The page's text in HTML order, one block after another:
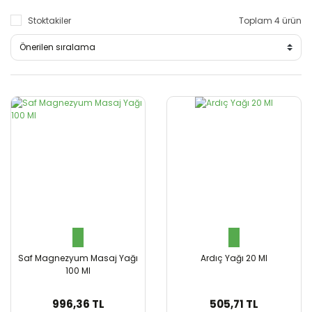
Stoktakiler Toplam 4 ürün
Saf Magnezyum Masaj Yağı
100 Ml
996,36 TL
Ardıç Yağı 20 Ml
505,71 TL